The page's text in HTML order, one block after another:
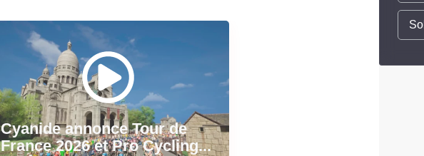
Cyanide annonce Tour de
France 2026 et Pro Cycling...